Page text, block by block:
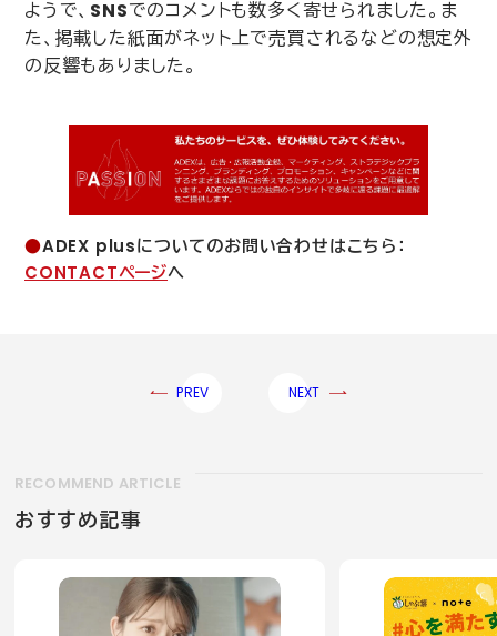
ようで、 SNSでのコメントも数多く寄せられました。ま
た、掲載した紙面がネット上で売買されるなどの想定外
の反響もありました。
●ADEX plusについてのお問い合わせはこちら：
CONTACTページへ
PREV NEXT
RECOMMEND ARTICLE
おすすめ記事